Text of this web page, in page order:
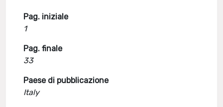
Pag. iniziale
1
Pag. finale
33
Paese di pubblicazione
Italy